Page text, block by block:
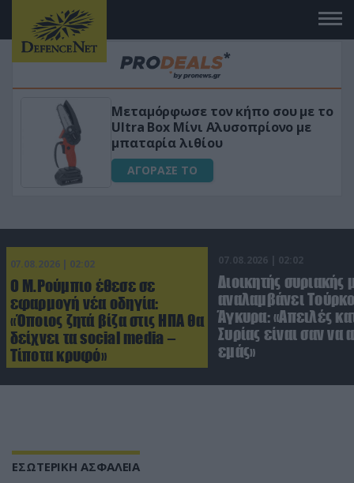
«Μαγική» φόρμουλα τριβόλι + VIP
για αύξηση της λίμπιντο
ΑΓΟΡΑΣΕ ΤΟ
07.08.2026 | 02:02
Ο Μ.Ρούμπιο έθεσε σε
εφαρμογή νέα οδηγία:
«Όποιος ζητά βίζα στις ΗΠΑ θα
δείχνει τα social media –
Τίποτα κρυφό»
07.08.2026 | 02:02
Διοικητής συριακής
αναλαμβάνει
Άγκυρα: «Απειλές
Συρίας είναι σαν να
εμάς»
ΕΣΩΤΕΡΙΚΗ ΑΣΦΑΛΕΙΑ